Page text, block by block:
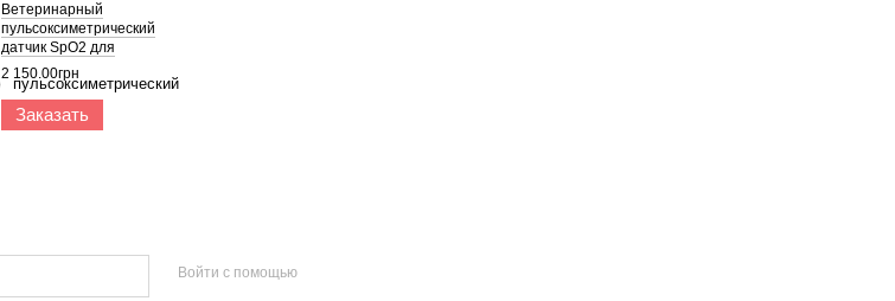
Ветеринарный
пульсоксиметрический
датчик SpO2 для
пульсоксиметра uPM60V и
uPM100V
2 150.00грн
Заказать
Войти с помощью